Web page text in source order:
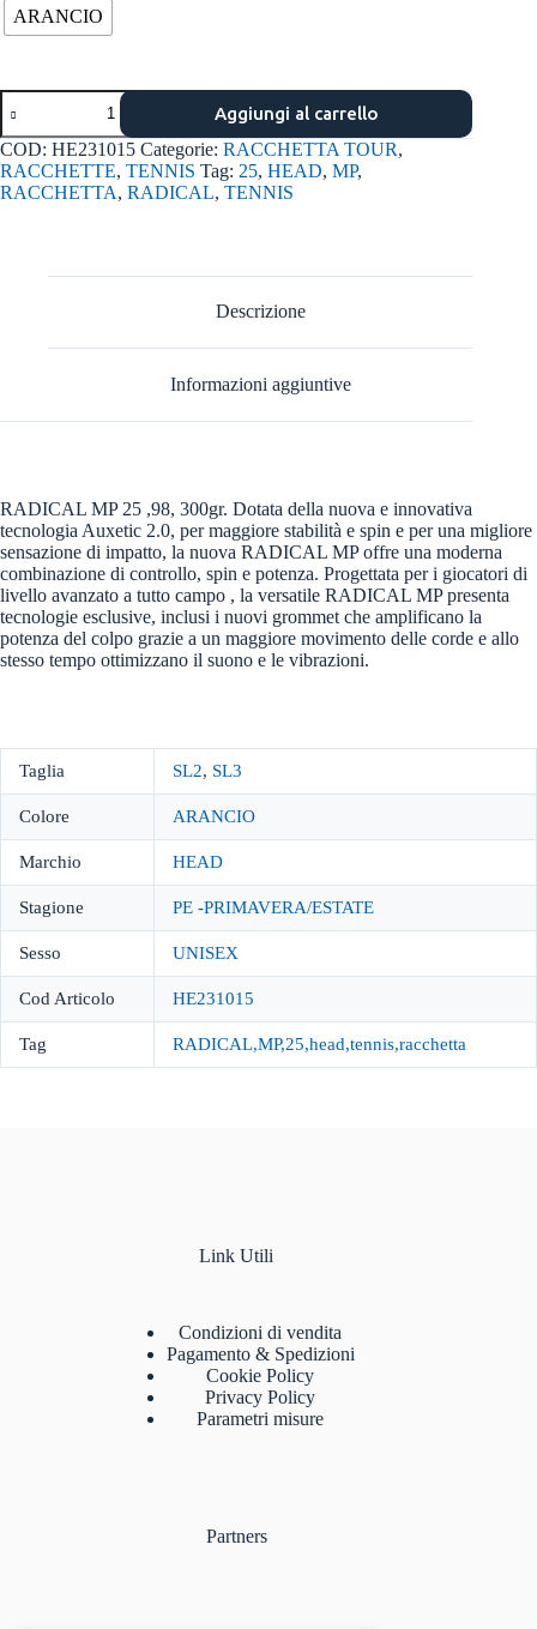
ARANCIO
Radical
mp
2025
aux2
quantità
Aggiungi al carrello
COD: HE231015 Categorie: RACCHETTA TOUR,
RACCHETTE, TENNIS Tag: 25, HEAD, MP,
RACCHETTA, RADICAL, TENNIS
Descrizione
Informazioni aggiuntive
RADICAL MP 25 ,98, 300gr. Dotata della nuova e innovativa
tecnologia Auxetic 2.0, per maggiore stabilità e spin e per una migliore
sensazione di impatto, la nuova RADICAL MP offre una moderna
combinazione di controllo, spin e potenza. Progettata per i giocatori di
livello avanzato a tutto campo , la versatile RADICAL MP presenta
tecnologie esclusive, inclusi i nuovi grommet che amplificano la
potenza del colpo grazie a un maggiore movimento delle corde e allo
stesso tempo ottimizzano il suono e le vibrazioni.
Taglia SL2, SL3
Colore ARANCIO
Marchio HEAD
Stagione PE -PRIMAVERA/ESTATE
Sesso UNISEX
Cod Articolo HE231015
Tag RADICAL,MP,25,head,tennis,racchetta
Link Utili
Condizioni di vendita
Pagamento & Spedizioni
Cookie Policy
Privacy Policy
Parametri misure
Partners